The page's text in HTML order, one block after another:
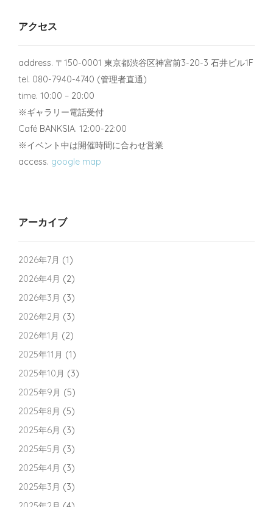
アクセス
address. 〒150-0001 東京都渋谷区神宮前3-20-3 石井ビル1F
tel. 080-7940-4740 (管理者直通)
time. 10:00 – 20:00
※ギャラリー電話受付
Café BANKSIA. 12:00-22:00
※イベント中は開催時間に合わせ営業
access. google map
アーカイブ
2026年7月 (1)
2026年4月 (2)
2026年3月 (3)
2026年2月 (3)
2026年1月 (2)
2025年11月 (1)
2025年10月 (3)
2025年9月 (5)
2025年8月 (5)
2025年6月 (3)
2025年5月 (3)
2025年4月 (3)
2025年3月 (3)